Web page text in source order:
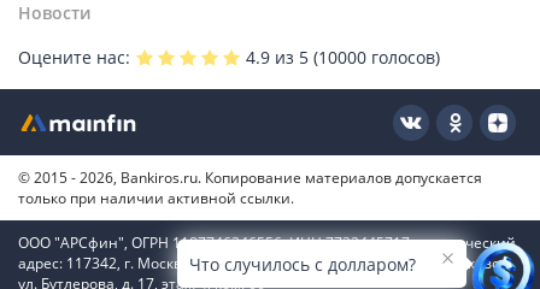
Новости
Оцените нас:
4.9 из 5 (10000 голосов)
© 2015 - 2026, Bankiros.ru. Копирование материалов допускается
только при наличии активной ссылки.
ООО "АРСфин", ОГРН 1187746346556, ИНН 7722445717, юридический
адрес: 117342, г. Москва, вн. тер. г. муниципальный округ Коньково,
ул. Бутлерова, д. 17, этаж 4, ком. 66
Что случилось с долларом?